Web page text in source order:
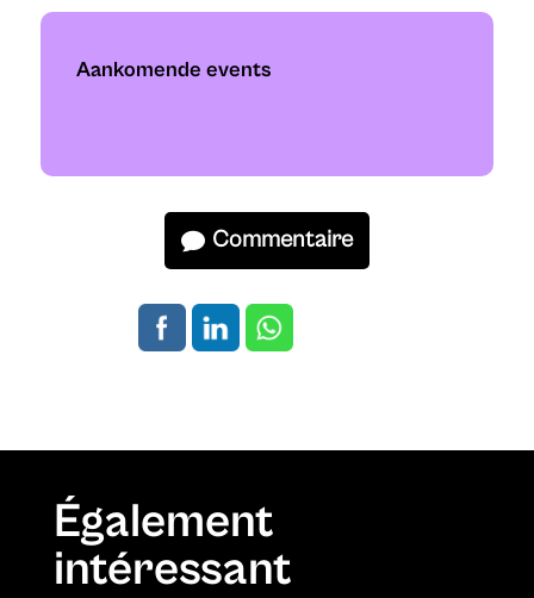
Aankomende events
Commentaire
Également
intéressant